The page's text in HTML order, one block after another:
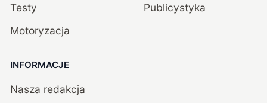
Testy
Motoryzacja
Publicystyka
INFORMACJE
Nasza redakcja